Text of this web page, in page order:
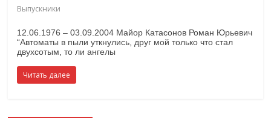
Выпускники
12.06.1976 – 03.09.2004 Майор Катасонов Роман Юрьевич
“Автоматы в пыли уткнулись, друг мой только что стал
двухсотым, то ли ангелы
Читать далее